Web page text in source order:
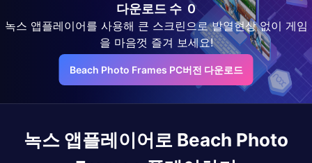
다운로드 수 0
녹스 앱플레이어를 사용해 큰 스크린으로 발열현상 없이 게임
을 마음껏 즐겨 보세요!
Beach Photo Frames PC버전 다운로드
녹스 앱플레이어로 Beach Photo